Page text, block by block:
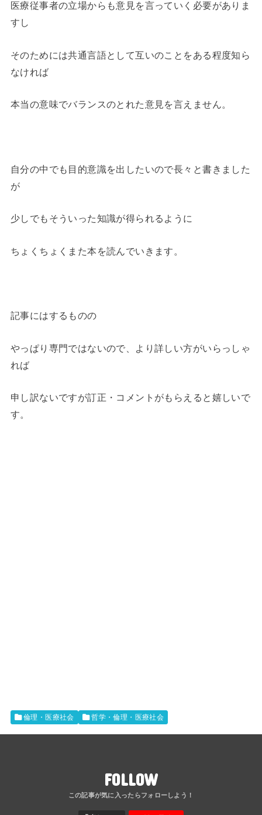
医療従事者の立場からも意見を言っていく必要がありま
すし
そのためには共通言語として互いのことをある程度知ら
なければ
本当の意味でバランスのとれた意見を言えません。
自分の中でも目的意識を出したいので長々と書きました
が
少しでもそういった知識が得られるように
ちょくちょくまた本を読んでいきます。
記事にはするものの
やっぱり専門ではないので、より詳しい方がいらっしゃ
れば
申し訳ないですが訂正・コメントがもらえると嬉しいで
す。
倫理・医療社会 哲学・倫理・医療社会
FOLLOW